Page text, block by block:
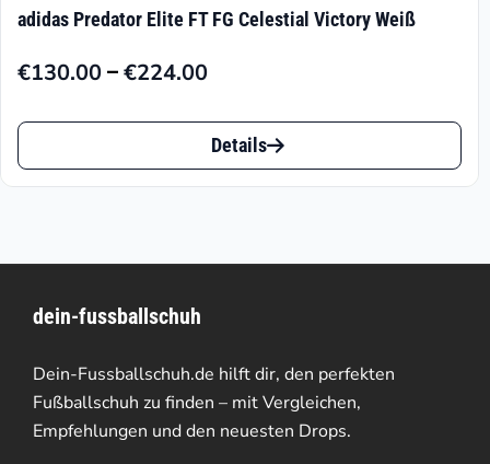
adidas Predator Elite FT FG Celestial Victory Weiß
€130.00–€224.00
Preisspanne:
€224.00
Dieses
Produkt
auf.
Die
Optionen
können
Details
dein-fussballschuh
Dein-Fussballschuh.de hilft dir, den perfekten
Fußballschuh zu finden – mit Vergleichen,
Empfehlungen und den neuesten Drops.